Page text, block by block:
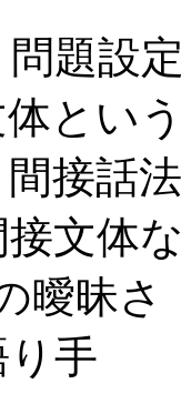
題設
とい
接話法
文体
曖昧さ
手